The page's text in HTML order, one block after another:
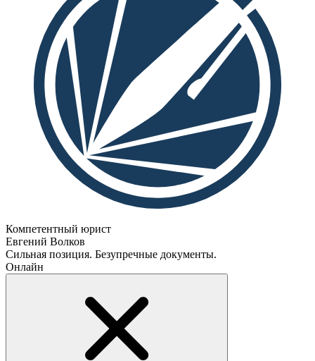
Компетентный юрист
Евгений Волков
Сильная позиция. Безупречные документы.
Онлайн